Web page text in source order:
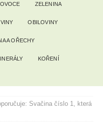
OVOCE ZELENINA
OBILOVINY
A OŘECHY
KOŘENÍ
Svačina číslo 1, která